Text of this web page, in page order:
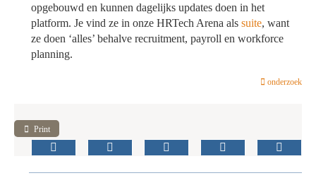
opgebouwd en kunnen dagelijks updates doen in het
platform. Je vind ze in onze HRTech Arena alssuite, want
ze doen ‘alles’ behalve recruitment, payroll en workforce
planning.
onderzoek
Print